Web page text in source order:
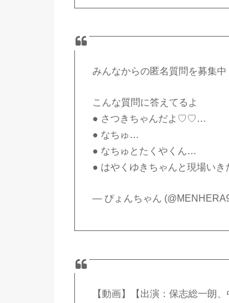
みんなからの匿名質問を募集中
こんな質問に答えてるよ
● さつきちゃんだよ♡♡…
● なちゅ…
● なちゅとたくやくん…
● はやくゆきちゃんと現場い
— ぴょんちゃん
【動画】【出演：保志総一朗